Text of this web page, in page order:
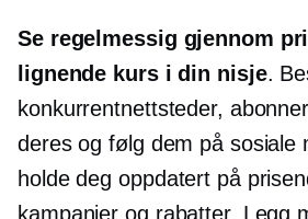
Se regelmessig gjennom
lignende kurs i din nisje.
konkurrentnettsteder,
deres og følg dem på sosiale
holde deg oppdatert på
kampanjer og rabatter. Legg